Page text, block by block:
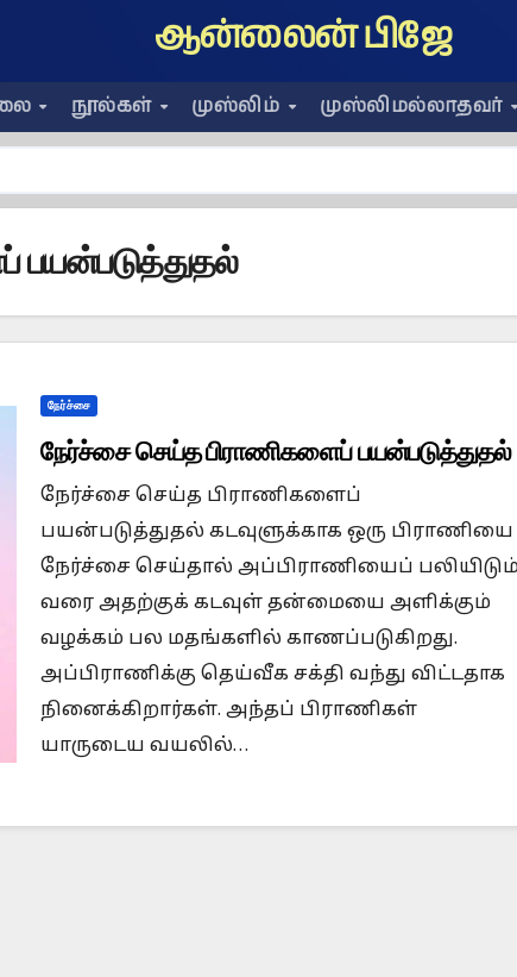
ஆன்லைன் பிஜே
நூல்கள் முஸ்லிம் முஸ்லிமல்லாதவர்
பயன்படுத்துதல்
நேர்ச்சை
நேர்ச்சை செய்த பிராணிகளைப் பயன்படுத்துதல்
நேர்ச்சை செய்த பிராணிகளைப்
பயன்படுத்துதல் கடவுளுக்காக ஒரு பிராணியை
நேர்ச்சை செய்தால் அப்பிராணியைப் பலியிடும்
வரை அதற்குக் கடவுள் தன்மையை அளிக்கும்
வழக்கம் பல மதங்களில் காணப்படுகிறது.
அப்பிராணிக்கு தெய்வீக சக்தி வந்து விட்டதாக
நினைக்கிறார்கள். அந்தப் பிராணிகள்
யாருடைய வயலில்…
Is Prophet Muhammad superior to Jesus?